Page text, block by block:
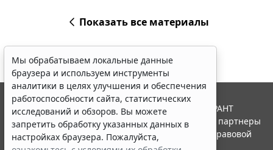
Показать все материалы
Мы обрабатываем локальные данные
браузера и используем инструменты
аналитики в целях улучшения и обеспечения
работоспособности сайта, статистических
исследований и обзоров. Вы можете
запретить обработку указанных данных в
настройках браузера. Пожалуйста,
© ООО "НПП "ГАРАНТ-СЕРВИС", 2026. Система ГАРАНТ
выпускается с 1990 года. Компания "Гарант" и ее партнеры
являются участниками Российской ассоциации правовой
информации ГАРАНТ.